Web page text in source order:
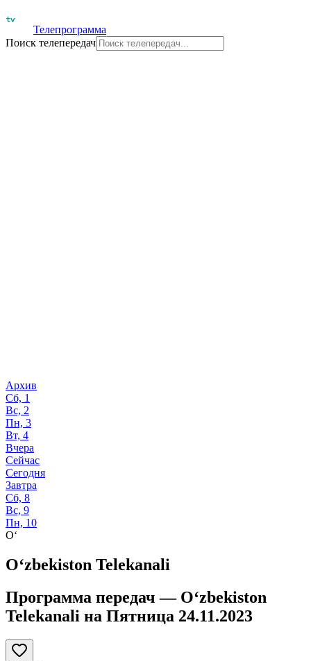
Телепрограмма
Поиск телепередач
Архив
Сб, 1
Вс, 2
Пн, 3
Вт, 4
Вчера
Сейчас
Сегодня
Завтра
Сб, 8
Вс, 9
Пн, 10
O‘
O‘zbekiston Telekanali
Программа передач — O‘zbekiston
Telekanali на Пятница 24.11.2023